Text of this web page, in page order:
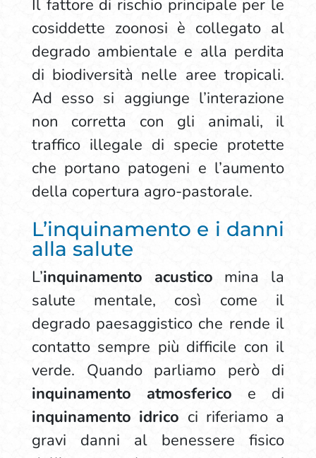
Il fattore di rischio principale per le
cosiddette zoonosi è collegato al
degrado ambientale e alla perdita
di biodiversità nelle aree tropicali.
Ad esso si aggiunge l’interazione
non corretta con gli animali, il
traffico illegale di specie protette
che portano patogeni e l’aumento
della copertura agro-pastorale.
L’inquinamento e i danni
alla salute
L’inquinamento acustico mina la
salute mentale, così come il
degrado paesaggistico che rende il
contatto sempre più difficile con il
verde. Quando parliamo però di
inquinamento atmosferico e di
inquinamento idrico ci riferiamo a
gravi danni al benessere fisico